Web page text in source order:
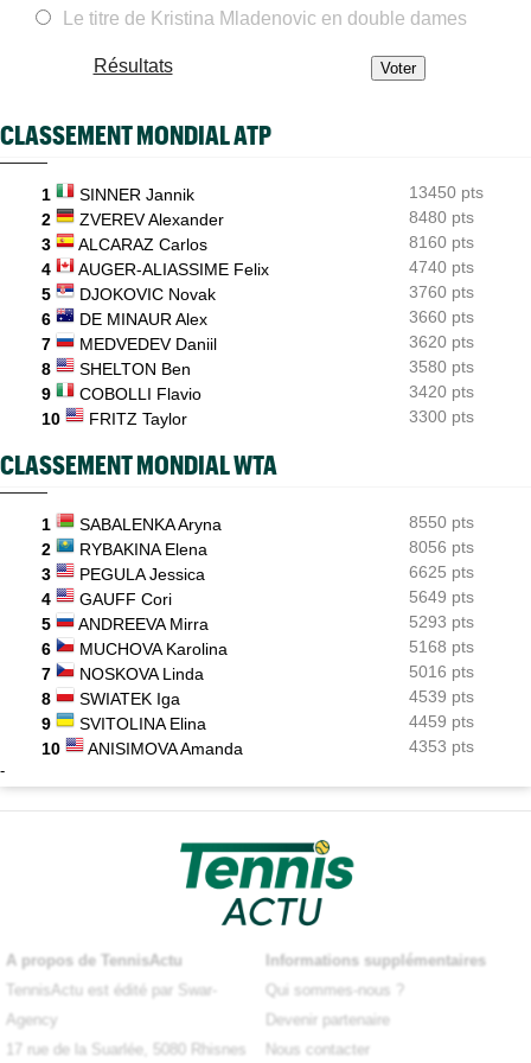
Rybakina, Andreeva, Osaka, Gauff... horaires et diffusion TV
WTA - Toronto
Jelena Ostapenko dénonce les messages d'insultes et de
ATP - Montréal
16:22
ATP - Montréal
Daniil Medvedev après son échec : "Un véritable désastre"
Le titre de Kristina Mladenovic en double dames
Résultats
CLASSEMENT MONDIAL ATP
1 SINNER Jannik
13450 pts
2
ZVEREV Alexander
8480 pts
3
ALCARAZ Carlos
8160 pts
4
AUGER-ALIASSIME Felix
4740 pts
5
DJOKOVIC Novak
3760 pts
6
DE MINAUR Alex
3660 pts
7
MEDVEDEV Daniil
3620 pts
8
SHELTON Ben
3580 pts
9
COBOLLI Flavio
3420 pts
10
FRITZ Taylor 3300 pts
CLASSEMENT MONDIAL WTA
1 SABALENKA Aryna
8550 pts
2
RYBAKINA Elena
8056 pts
3
PEGULA Jessica
6625 pts
4
GAUFF Cori
5649 pts
5
ANDREEVA Mirra
5293 pts
6
MUCHOVA Karolina
5168 pts
7
NOSKOVA Linda
5016 pts
8
SWIATEK Iga
4539 pts
9
SVITOLINA Elina
4459 pts
10
ANISIMOVA Amanda 4353 pts
-
A propos de TennisActu
TennisActu est édité par Swar-
Agency
17 rue de la Suarlée, 5080 Rhisnes
Informations supplémentaires
Qui sommes-nous ?
Devenir partenaire
Nous contacter